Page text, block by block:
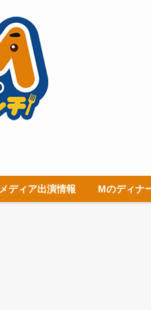
メディア出演情報 Mのディナ